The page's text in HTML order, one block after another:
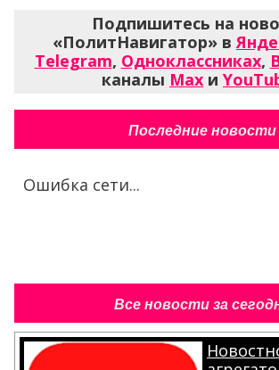
Подпишитесь на
«ПолитНавигатор» в
Telegram, Одноклассниках,
каналы Max и
Последние новости
Ошибка сети...
Все новости за